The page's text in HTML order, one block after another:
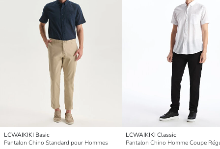
LCWAIKIKI Basic
Pantalon Chino Standard pour Hommes
LCWAIKIKI Classic